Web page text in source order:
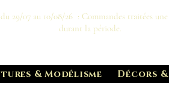
29/07 au 10/08/26 : Commandes traitées
durant la période.
& Modélisme Décors